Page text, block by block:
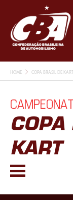
HOME COPA BRASIL DE KART
COPA
KART